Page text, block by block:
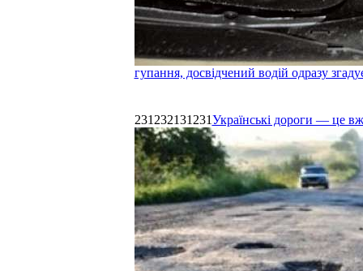
гупання, досвідчений водій одразу
231232131231Українські дороги — це